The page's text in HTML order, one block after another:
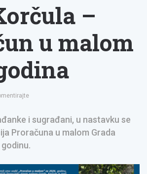
–
u malom
i sugrađani, u nastavku se
Proračuna u malom Grada